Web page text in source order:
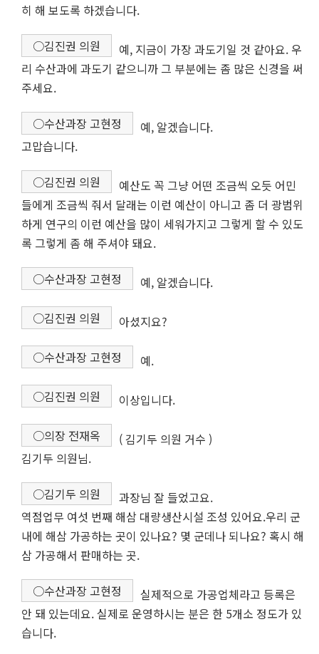
히 해 보도록 하겠습니다.
○김진권 의원
예, 지금이 가장 과도기일 것 같아요. 우
리 수산과에 과도기 같으니까 그 부분에는 좀 많은 신경을 써
주세요.
○수산과장 고현정
예, 알겠습니다.
고맙습니다.
○김진권 의원
예산도 꼭 그냥 어떤 조금씩 오듯 어민
들에게 조금씩 줘서 달래는 이런 예산이 아니고 좀 더 광범위
하게 연구의 이런 예산을 많이 세워가지고 그렇게 할 수 있도
록 그렇게 좀 해 주셔야 돼요.
○수산과장 고현정 예, 알겠습니다.
○김진권 의원 아셨지요?
○수산과장 고현정 예.
○김진권 의원 이상입니다.
○의장 전재옥
( 김기두 의원 거수 )
김기두 의원님.
○김기두 의원
과장님 잘 들었고요.
역점업무 여섯 번째 해삼 대량생산시설 조성 있어요.우리 군
내에 해삼 가공하는 곳이 있나요? 몇 군데나 되나요? 혹시 해
삼 가공해서 판매하는 곳.
○수산과장 고현정
실제적으로 가공업체라고 등록은
안 돼 있는데요. 실제로 운영하시는 분은 한 5개소 정도가 있
습니다.